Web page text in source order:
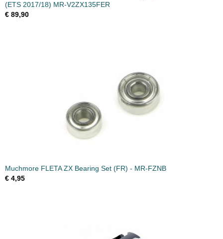
(ETS 2017/18) MR-V2ZX135FER
€ 89,90
Muchmore FLETA ZX Bearing Set (FR) - MR-FZNB
€ 4,95